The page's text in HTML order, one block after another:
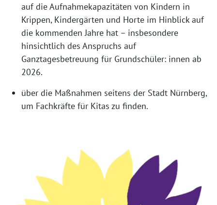
auf die Aufnahmekapazitäten von Kindern in
Krippen, Kindergärten und Horte im Hinblick auf
die kommenden Jahre hat – insbesondere
hinsichtlich des Anspruchs auf
Ganztagesbetreuung für Grundschüler: innen ab
2026.
über die Maßnahmen seitens der Stadt Nürnberg,
um Fachkräfte für Kitas zu finden.